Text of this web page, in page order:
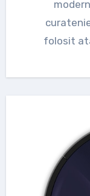
folosit